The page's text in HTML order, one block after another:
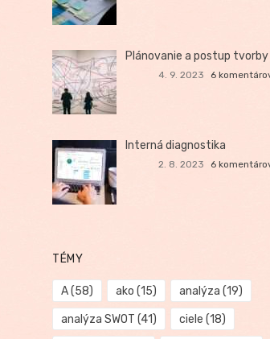
Plánovanie a postup
4. 9. 2023 6
Interná diagnostika
2. 8. 2023 6
TÉMY
A(58) ako (15) analýza (19)
analýza SWOT (41) ciele (18)